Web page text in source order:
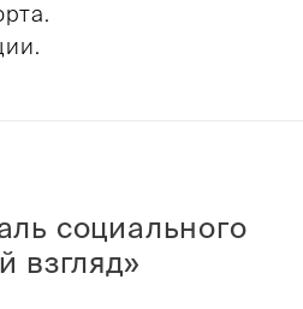
социального
взгляд»